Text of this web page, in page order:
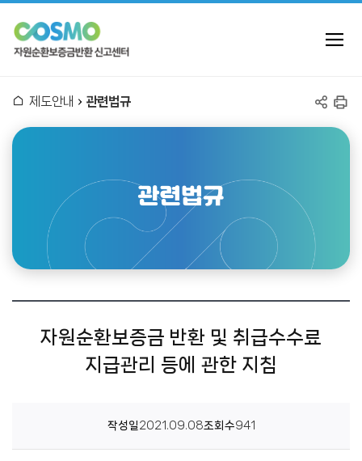
자
순
환
금
반
전
체
열
홈
제도안내 관련법규
공
유
인
쇄
관련법규
자원순환보증금 반환 및 취급수수료
지급관리 등에 관한 지침
작성일 2021.09.08조회수941